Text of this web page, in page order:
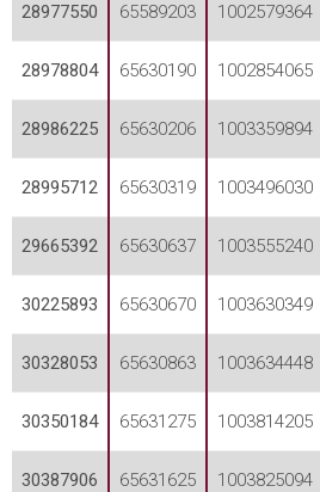
28977550 65589203 1002579364
28978804 65630190 1002854065
28986225 65630206 1003359894
28995712 65630319 1003496030
29665392 65630637 1003555240
30225893 65630670 1003630349
30328053 65630863 1003634448
30350184 65631275 1003814205
30387906 65631625 1003825094